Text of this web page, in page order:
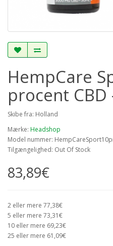
HempCare
procent CBD
Skibe fra: Holland
Mærke: Headshop
Model nummer:
Tilgængelighed: Out Of Stock
83,89€
2 eller mere 77,38€
5 eller mere 73,31€
10 eller mere 69,23€
25 eller mere 61,09€